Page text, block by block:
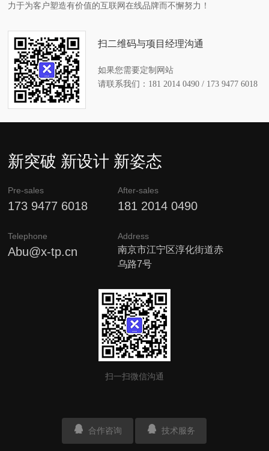
力于为客户塑造有价值的互联网在线品牌而不懈努力！
扫二维码与项目经理沟通
如果您需要定制网站
请联系我们：181 2014 0490 / 173 9477 6018
新突破 新设计 新姿态
Pre-sales
173 9477 6018
After-sales
181 2014 0490
Telephone
Abu@x-tp.cn
Address
南京市江宁区淳化街道赤
乌路7号
扫一扫微信沟通
合作咨询 技术服务